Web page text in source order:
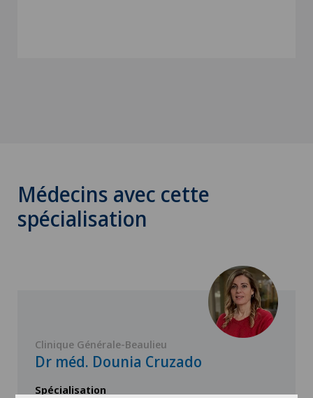
Médecins avec cette
spécialisation
Clinique Générale-Beaulieu
Dr méd. Dounia Cruzado
Spécialisation